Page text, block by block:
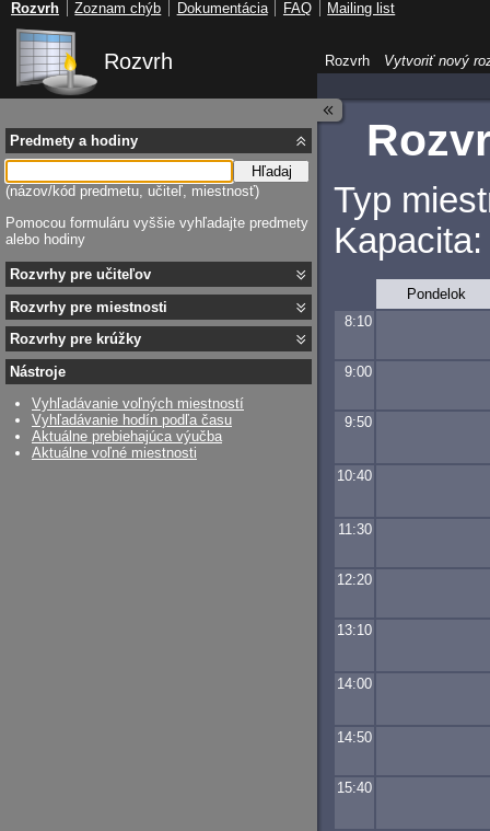
Rozvrh
Typ
Pondelok
8:10
9:00
9:50
10:40
11:30
12:20
13:10
14:00
14:50
15:40
Predmety a hodiny
Hľadaj
(názov/kód predmetu, učiteľ, miestnosť)
Pomocou formuláru vyššie vyhľadajte predmety
alebo hodiny
Rozvrhy pre učiteľov
Rozvrhy pre miestnosti
Rozvrhy pre krúžky
Nástroje
Vyhľadávanie voľných miestností
Vyhľadávanie hodín podľa času
Aktuálne prebiehajúca výučba
Aktuálne voľné miestnosti
Rozvrh Vytvoriť nový
Rozvrh Zoznam chýb Dokumentácia FAQ Mailing list